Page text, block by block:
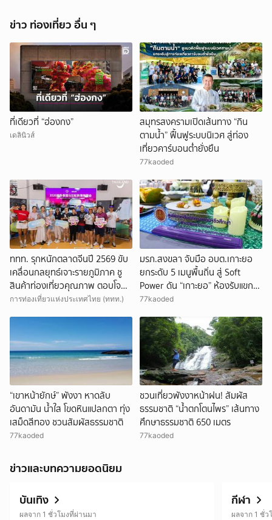
ข่าว ท่องเที่ยว อื่น ๆ
ที่เดียวที่ “ฮ่องกง”
เดลินิวส์
สมุทรสงครามเปิดเส้นทาง “กิน
ตามน้ำ” ฟื้นฟูระบบนิเวศ สู่ท่อง
เที่ยวคาร์บอนต่ำยั่งยืน
77kaoded
ททท. รุกหนักตลาดจีนปี 2569 ขับ
เคลื่อนกลยุทธ์เจาะรายภูมิภาค ชู
สินค้าท่องเที่ยวคุณภาพ ตอบโจทย์
พฤติกรรมนักท่องเที่ยวจีนยุคใหม่
การท่องเที่ยวแห่งประเทศไทย (ททท.)
มรภ.สงขลา จับมือ อบต.เกาะยอ
ยกระดับ 5 เมนูพื้นถิ่น สู่ Soft
Power ดัน “เกาะยอ” ห้องรับแขก
อาหารสงขลา
77kaoded
“เขาหน้ายักษ์” พังงา หาดลับ
อันดามัน น้ำใส โขดหินแปลกตา ทุ่ง
เสม็ดสีทอง ชวนสัมผัสธรรมชาติ
77kaoded
ชวนเที่ยวพังงาหน้าฝน! สัมผัส
ธรรมชาติ “น้ำตกโตนไพร” เส้นทาง
ศึกษาธรรมชาติ 650 เมตร
77kaoded
ข่าวและบทความยอดนิยม
บันเทิง
ผลจาก 1 ชั่วโมงที่ผ่านมา
กีฬา
ผลจาก 1 ชั่